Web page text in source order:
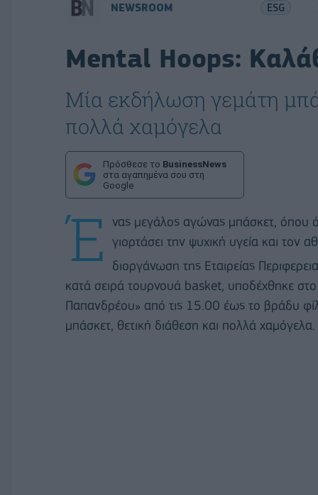
NEWSROOM ESG
Mental Hoops:
Μία εκδήλωση γεμάτη
πολλά χαμόγελα
Πρόσθεσε το BusinessNews
στα αγαπημένα σου στη
Google
Έ
νας μεγάλος αγώνας μπάσκετ, όπου
γιορτάσει την ψυχική υγεία και τον
διοργάνωση της Εταιρείας
κατά σειρά τουρνουά basket, υποδέχθηκε
Παπανδρέου» από τις 15.00 έως το βράδυ
μπάσκετ, θετική διάθεση και πολλά χαμόγελα.